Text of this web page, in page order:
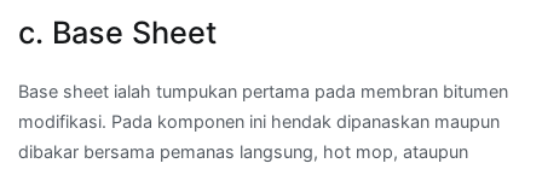
c. Base Sheet
Base sheet ialah tumpukan pertama pada membran bitumen
modifikasi. Pada komponen ini hendak dipanaskan maupun
dibakar bersama pemanas langsung, hot mop, ataupun